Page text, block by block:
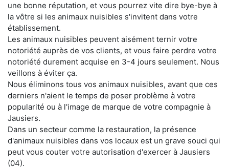
une bonne réputation, et vous pourrez vite dire bye-bye à
la vôtre si les animaux nuisibles s'invitent dans votre
établissement.
Les animaux nuisibles peuvent aisément ternir votre
notoriété auprès de vos clients, et vous faire perdre votre
notoriété durement acquise en 3-4 jours seulement. Nous
veillons à éviter ça.
Nous éliminons tous vos animaux nuisibles, avant que ces
derniers n'aient le temps de poser problème à votre
popularité ou à l'image de marque de votre compagnie à
Jausiers.
Dans un secteur comme la restauration, la présence
d'animaux nuisibles dans vos locaux est un grave souci qui
peut vous couter votre autorisation d'exercer à Jausiers
(04).